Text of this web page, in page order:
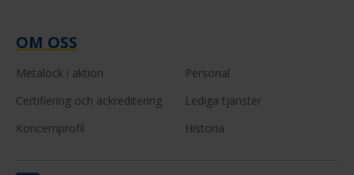
OM OSS
Metalock i aktion
Personal
Certifiering och ackreditering
Lediga tjänster
Koncernprofil
Historia